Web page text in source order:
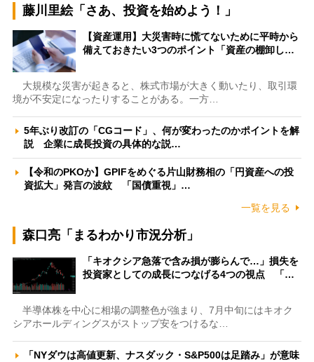
藤川里絵「さあ、投資を始めよう！」
【資産運用】大災害時に慌てないために平時から
備えておきたい3つのポイント「資産の棚卸し…
大規模な災害が起きると、株式市場が大きく動いたり、取引環
境が不安定になったりすることがある。一方…
5年ぶり改訂の「CGコード」、何が変わったのかポイントを解
説 企業に成長投資の具体的な説…
【令和のPKOか】GPIFをめぐる片山財務相の「円資産への投
資拡大」発言の波紋 「国債重視」…
一覧を見る
森口亮「まるわかり市況分析」
「キオクシア急落で含み損が膨らんで…」損失を
投資家としての成長につなげる4つの視点 「…
半導体株を中心に相場の調整色が強まり、7月中旬にはキオク
シアホールディングスがストップ安をつけるな…
「NYダウは高値更新、ナスダック・S&P500は足踏み」が意味